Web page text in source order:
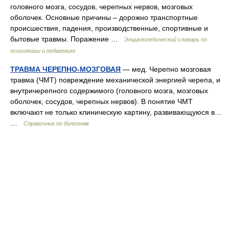
головного мозга, сосудов, черепных нервов, мозговых
оболочек. Основные причины – дорожно транспортные
происшествия, падения, производственные, спортивные и
бытовые травмы. Поражение …
Энциклопедический словарь по
психологии и педагогике
ТРАВМА ЧЕРЕПНО-МОЗГОВАЯ — мед. Черепно мозговая
травма (ЧМТ) повреждение механической энергией черепа, и
внутричерепного содержимого (головного мозга, мозговых
оболочек, сосудов, черепных нервов). В понятие ЧМТ
включают не только клиническую картину, развивающуюся в…
Справочник по болезням